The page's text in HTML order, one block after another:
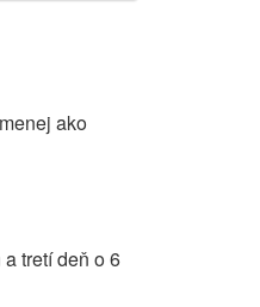
ako
tretí deň o 6